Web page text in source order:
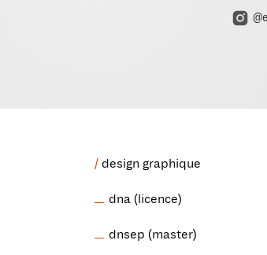
design graphique
dna (licence)
dnsep (master)